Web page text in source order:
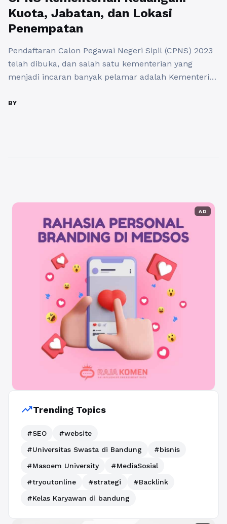
Kuota, Jabatan, dan Lokasi
Penempatan
Pendaftaran Calon Pegawai Negeri Sipil (CPNS) 2023
telah dibuka, dan salah satu kementerian yang
menjadi incaran banyak pelamar adalah Kementerian
kesempatan berkarir yang menjanjikan, informasi
BY
AD
trending_upTrending Topics
#SEO
#website
#Universitas Swasta di Bandung
#bisnis
#Masoem University
#MediaSosial
#tryoutonline
#strategi
#Backlink
#Kelas Karyawan di bandung